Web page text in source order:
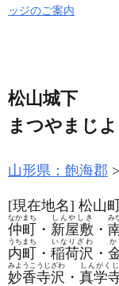
ッジのご案内
松山城下
まつやまじ
山形県：飽海郡
[現在地名] 松山町
仲町
なかまち
・ 新屋敷
しんやしき
・
み
内町
うちまち
・ 稲荷沢
いなりざわ
・
妙香寺沢
みようこうじざわ
・ 真学
しんがく